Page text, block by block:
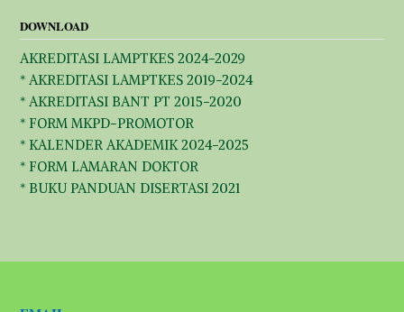
DOWNLOAD
AKREDITASI LAMPTKES 2024-2029
* AKREDITASI LAMPTKES 2019-2024
* AKREDITASI BANT PT 2015-2020
* FORM MKPD-PROMOTOR
* KALENDER AKADEMIK 2024-2025
* FORM LAMARAN DOKTOR
* BUKU PANDUAN DISERTASI 2021